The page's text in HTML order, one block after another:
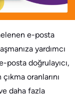
e-posta
yardımcı
doğrulayıcı,
oranlarını
daha fazla